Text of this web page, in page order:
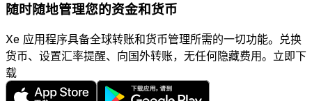
随时随地管理您的资金和货币
Xe 应用程序具备全球转账和货币管理所需的一切功能。兑换
货币、设置汇率提醒、向国外转账，无任何隐藏费用。立即下
载